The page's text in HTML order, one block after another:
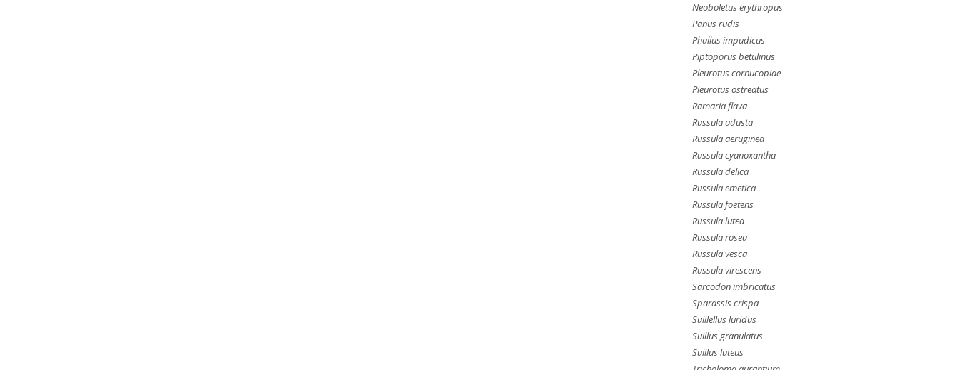
Neoboletus erythropus
Panus rudis
Phallus impudicus
Piptoporus betulinus
Pleurotus cornucopiae
Pleurotus ostreatus
Ramaria flava
Russula adusta
Russula aeruginea
Russula cyanoxantha
Russula delica
Russula emetica
Russula foetens
Russula lutea
Russula rosea
Russula vesca
Russula virescens
Sarcodon imbricatus
Sparassis crispa
Suillellus luridus
Suillus granulatus
Suillus luteus